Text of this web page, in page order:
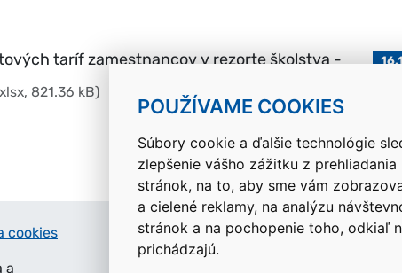
POUŽÍVAME COOKIES
Súbory cookie a ďalšie technológie
zlepšenie vášho zážitku z
stránok, na to, aby sme vám
a cielené reklamy, na analýzu
stránok a na pochopenie toho, odkiaľ
prichádzajú.
taríf zamestnancov v rezorte školstva -
821.36 kB)
Návrat
cookies
a